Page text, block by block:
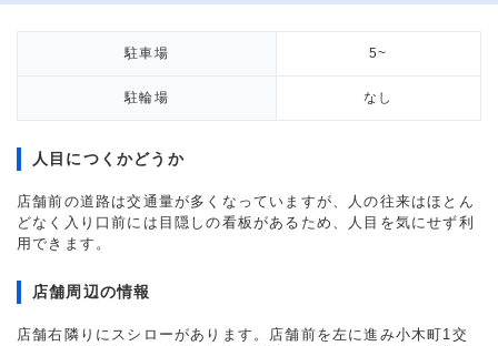
駐車場 5~
駐輪場 なし
人目につくかどうか
店舗前の道路は交通量が多くなっていますが、人の往来はほとん
どなく入り口前には目隠しの看板があるため、人目を気にせず利
用できます。
店舗周辺の情報
店舗右隣りにスシローがあります。店舗前を左に進み小木町1交